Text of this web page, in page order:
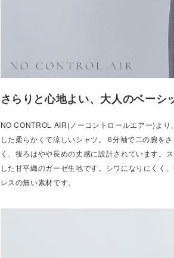
さらりと心地よい、大人のベーシ
NO CONTROL AIR(ノーコントロールエアー)よ
した柔らかくて涼しいシャツ。 6分袖で二の腕を
く、後ろはやや長めの丈感に設計されています。
した甘平織のガーゼ生地です。シワになりにくく
レスの無い素材です。